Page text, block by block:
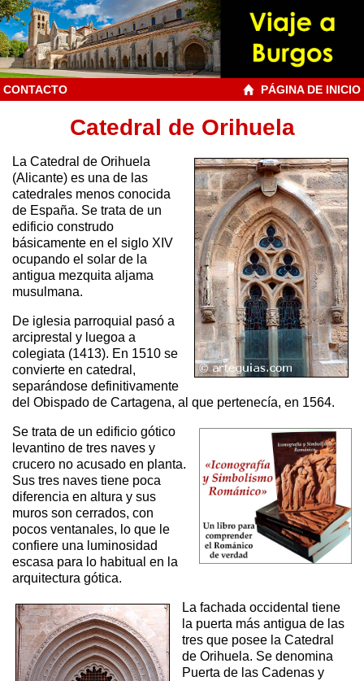
CONTACTO PÁGINA DE INICIO
Catedral de Orihuela
La Catedral de Orihuela
(Alicante) es una de las
catedrales menos conocida
de España. Se trata de un
edificio construdo
básicamente en el siglo XIV
ocupando el solar de la
antigua mezquita aljama
musulmana.
De iglesia parroquial pasó a
arciprestal y luegoa a
colegiata (1413). En 1510 se
convierte en catedral,
separándose definitivamente
del Obispado de Cartagena, al que pertenecía, en 1564.
Se trata de un edificio gótico
levantino de tres naves y
crucero no acusado en planta.
Sus tres naves tiene poca
diferencia en altura y sus
muros son cerrados, con
pocos ventanales, lo que le
confiere una luminosidad
escasa para lo habitual en la
arquitectura gótica.
La fachada occidental tiene
la puerta más antigua de las
tres que posee la Catedral
de Orihuela. Se denomina
Puerta de las Cadenas y